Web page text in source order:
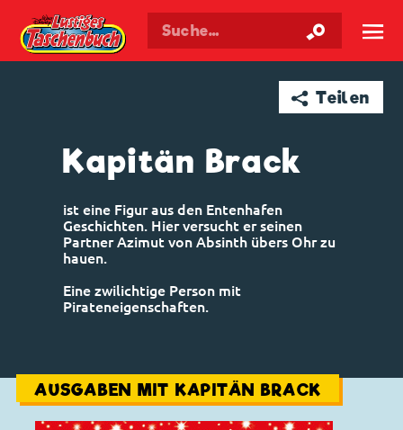
Walt Disneys Taschenbuch ☰
➦ Teilen
Kapitän Brack
ist eine Figur aus den Entenhafen
Geschichten. Hier versucht er seinen
Partner Azimut von Absinth übers Ohr zu
hauen.
Eine zwilichtige Person mit
Pirateneigenschaften.
AUSGABEN MIT KAPITÄN BRACK